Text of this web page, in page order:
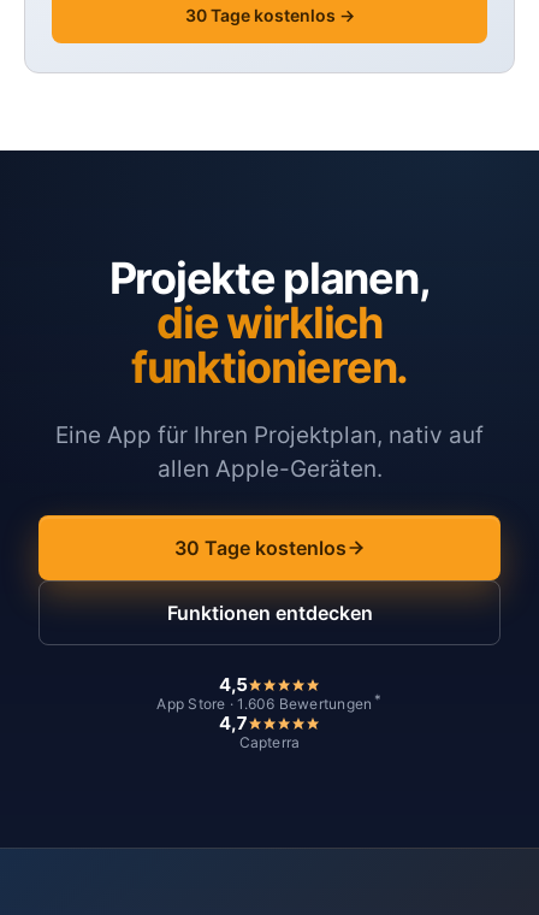
30 Tage kostenlos →
Projekte planen,
die wirklich
funktionieren.
Eine App für Ihren Projektplan, nativ auf
allen Apple-Geräten.
30 Tage kostenlos
Funktionen entdecken
4,5
App Store · 1.606 Bewertungen *
4,7
Capterra